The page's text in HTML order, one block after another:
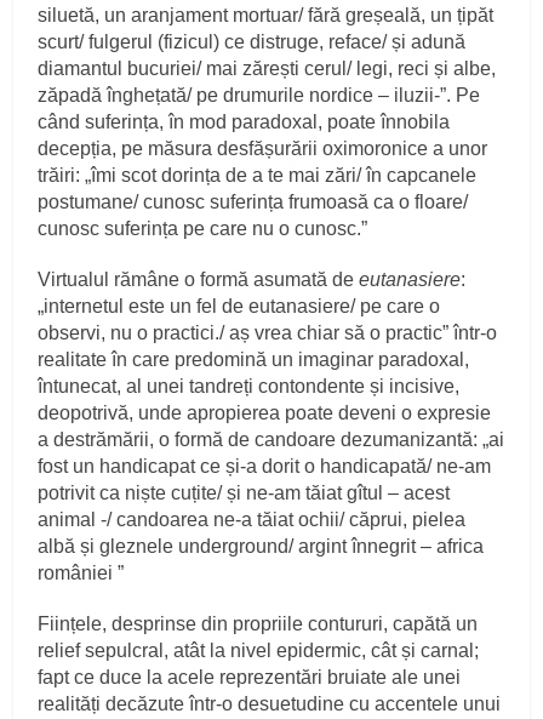
siluetă, un aranjament mortuar/ fără greșeală, un țipăt
scurt/ fulgerul (fizicul) ce distruge, reface/ și adună
diamantul bucuriei/ mai zărești cerul/ legi, reci și albe,
zăpadă înghețată/ pe drumurile nordice – iluzii-”. Pe
când suferința, în mod paradoxal, poate înnobila
decepția, pe măsura desfășurării oximoronice a unor
trăiri: „îmi scot dorința de a te mai zări/ în capcanele
postumane/ cunosc suferința frumoasă ca o floare/
cunosc suferința pe care nu o cunosc.”
Virtualul rămâne o formă asumată deeutanasiere:
„internetul este un fel de eutanasiere/ pe care o
observi, nu o practici./ aș vrea chiar să o practic” într-o
realitate în care predomină un imaginar paradoxal,
întunecat, al unei tandreți contondente și incisive,
deopotrivă, unde apropierea poate deveni o expresie
a destrămării, o formă de candoare dezumanizantă: „ai
fost un handicapat ce și-a dorit o handicapată/ ne-am
potrivit ca niște cuțite/ și ne-am tăiat gîtul – acest
animal -/ candoarea ne-a tăiat ochii/ căprui, pielea
albă și gleznele underground/ argint înnegrit – africa
româniei ”
Ființele, desprinse din propriile contururi, capătă un
relief sepulcral, atât la nivel epidermic, cât și carnal;
fapt ce duce la acele reprezentări bruiate ale unei
realități decăzute într-o desuetudine cu accentele unui